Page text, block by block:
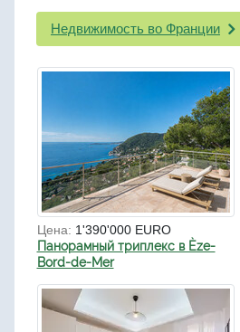
Недвижимость во Франции
Цена: 1'390'000 EURO
Панорамный триплекс в Èze-
Bord-de-Mer